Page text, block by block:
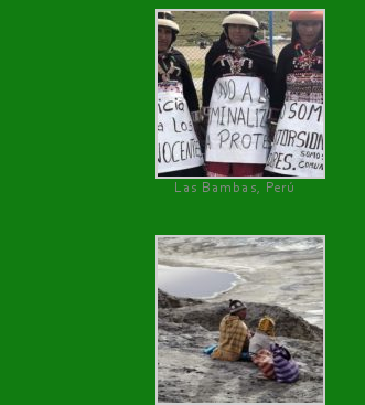
Las Bambas, Perú